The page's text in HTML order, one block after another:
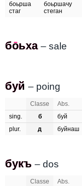
боьрша
стаг
боьршачу
стеган
бо̄ьха
боьха – sale
буй
буй – poing
Classe Abs.
sing.
б буй
plur.
д буйнаш
букъ
букъ – dos
Classe Abs.